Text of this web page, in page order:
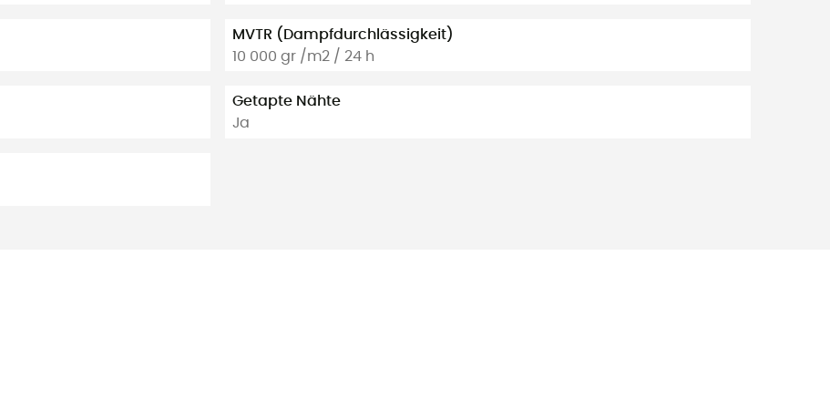
MVTR (Dampfdurchlässigkeit)
10 000 gr /m2 / 24 h
Getapte Nähte
Ja